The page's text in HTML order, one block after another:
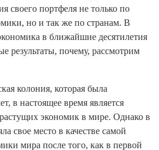
своего портфеля не только по
но и так же по странам. В
в ближайшие десятилетия
результаты, почему, рассмотрим
колония, которая была
в настоящее время является
экономик в мире. Однако в
свое место в качестве самой
мира после того, как в первой